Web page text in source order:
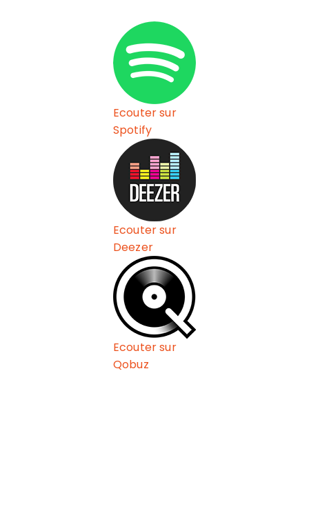
Ecouter sur
Spotify
Ecouter sur
Deezer
Ecouter sur
Qobuz